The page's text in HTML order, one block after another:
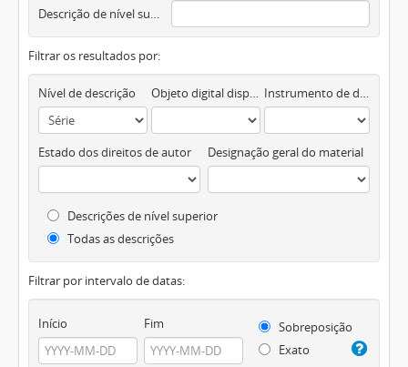
Descrição de nível superior
Filtrar os resultados por:
Nível de descrição Objeto digital disponível Instrumento de descrição documental
Estado dos direitos de autor Designação geral do material
Descrições de nível superior
Todas as descrições
Filtrar por intervalo de datas:
Início Fim
Sobreposição
Exato